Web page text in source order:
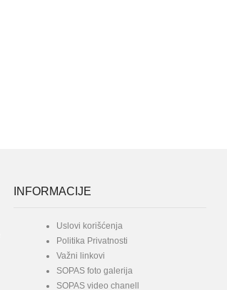
INFORMACIJE
Uslovi korišćenja
Politika Privatnosti
Važni linkovi
SOPAS foto galerija
SOPAS video chanell